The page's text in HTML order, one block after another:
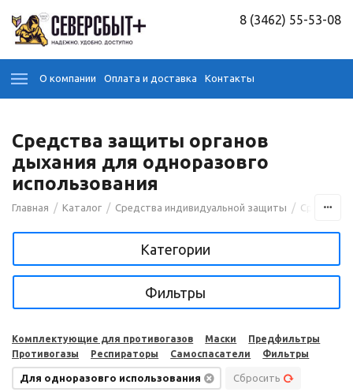
8 (3462) 55-53-08
О компании Оплата и доставка Контакты
Средства защиты органов
дыхания для одноразовго
использования
Главная / Каталог / Средства индивидуальной защиты / Средства
Категории
Фильтры
Комплектующие для противогазов Маски
Предфильтры
Противогазы
Респираторы Самоспасатели Фильтры
Для одноразовго использования Сбросить